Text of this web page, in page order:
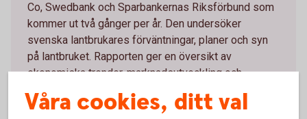
Co, Swedbank och Sparbankernas Riksförbund som
kommer ut två gånger per år. Den undersöker
svenska lantbrukares förväntningar, planer och syn
på lantbruket. Rapporten ger en översikt av
ekonomiska trender, marknadsutveckling och
lantbrukarnas inställning till hållbarhet och
framtidsfrågor inom lantbrukssektorn.
Våra cookies, ditt val